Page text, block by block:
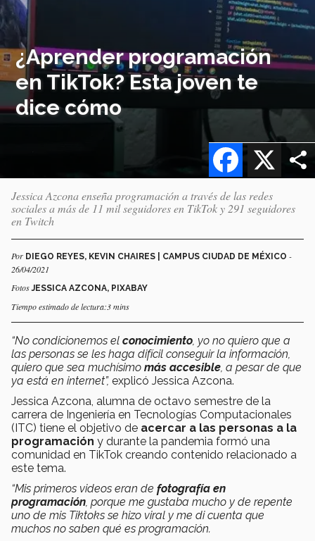
¿Aprender programación
en TikTok? Esta joven te
dice cómo
X
Facebook
Jessica Azcona enseña programación a través de las redes
sociales a más de 11 mil seguidores en TikTok y 291 seguidores
en Twitch
Por DIEGO REYES, KEVIN CHAIRES | CAMPUS CIUDAD DE MÉXICO -
26/04/2021
FotosJESSICA AZCONA, PIXABAY
Tiempo estimado de lectura:3 mins
“No condicionemos el conocimiento , yo no quiero que a
las personas se les haga difícil conseguir la información,
quiero que sea muchísimo más accesible , a pesar de que
ya está en internet”, explicó Jessica Azcona.
Jessica Azcona, alumna de octavo semestre de la
carrera de Ingeniería en Tecnologías Computacionales
(ITC) tiene el objetivo de acercar a las personas a la
programación y durante la pandemia formó una
comunidad en TikTok creando contenido relacionado a
este tema.
“Mis primeros videos eran de fotografía en
programación , porque me gustaba mucho y de repente
uno de mis Tiktoks se hizo viral y me di cuenta que
muchos no saben qué es programación.